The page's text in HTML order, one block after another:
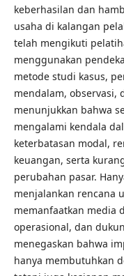
keberhasilan dan
usaha di kalangan
telah mengikuti
menggunakan
metode studi kasus,
mendalam, observasi,
menunjukkan bahwa
mengalami kendala
keterbatasan modal,
keuangan, serta
perubahan pasar.
menjalankan rencana
memanfaatkan media
operasional, dan
menegaskan bahwa
hanya membutuhkan